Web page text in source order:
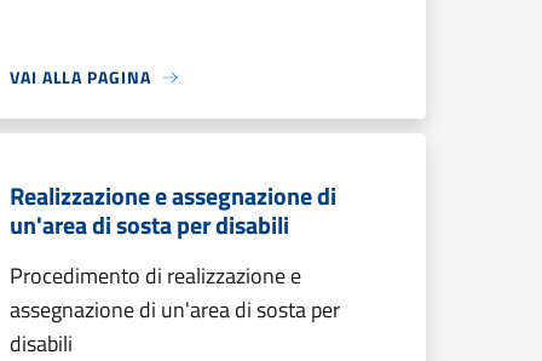
VAI ALLA PAGINA
Realizzazione e assegnazione di
un'area di sosta per disabili
Procedimento di realizzazione e
assegnazione di un'area di sosta per
disabili